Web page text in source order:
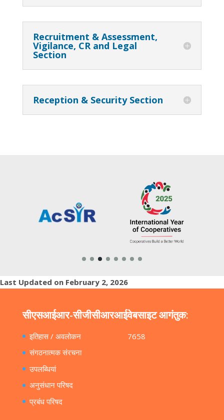
Recruitment & Assessment,
Vigilance, CR and Legal
Section
Reception & Security Section
Last Updated on February 2, 2026
सीएसआईआर-सीजीसीआरआई
इतिहास / अवलोकन
संगठनात्मक संरचना
उपलब्धियां
अनुसंधान परिषद
प्रबंध परिषद
वेबसाइट आगंतुक:
7658